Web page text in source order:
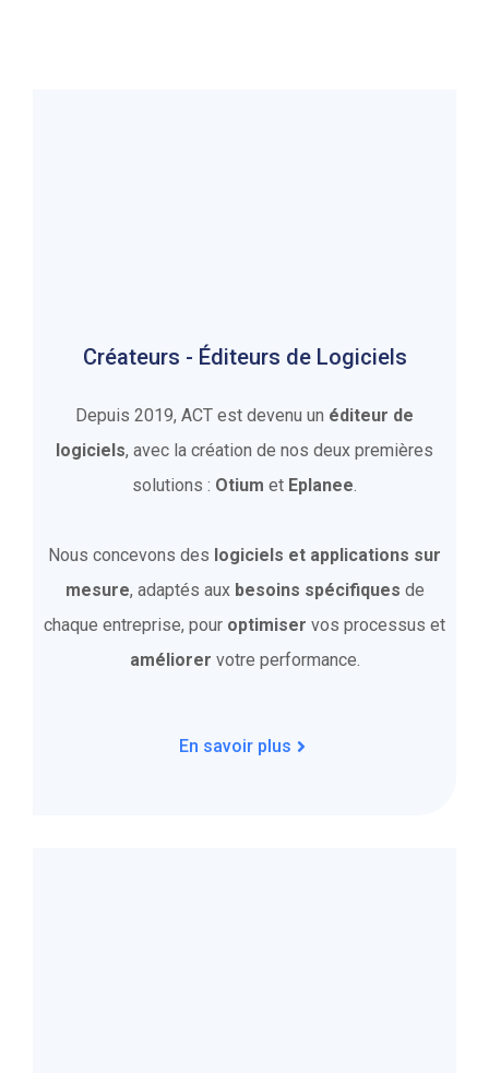
Créateurs - Éditeurs de Logiciels​
Depuis 2019, ACT est devenu un éditeur de
logiciels, avec la création de nos deux premières
solutions : Otium et Eplanee
Nous concevons des logiciels et applications sur
mesure, adaptés aux besoins spécifiques de
chaque entreprise, pour optimiser vos processus et
améliorer votre performance.
En savoir plus